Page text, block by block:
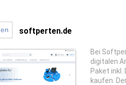
softperten.de
Bei
digitalen
Paket inkl.
kaufen.